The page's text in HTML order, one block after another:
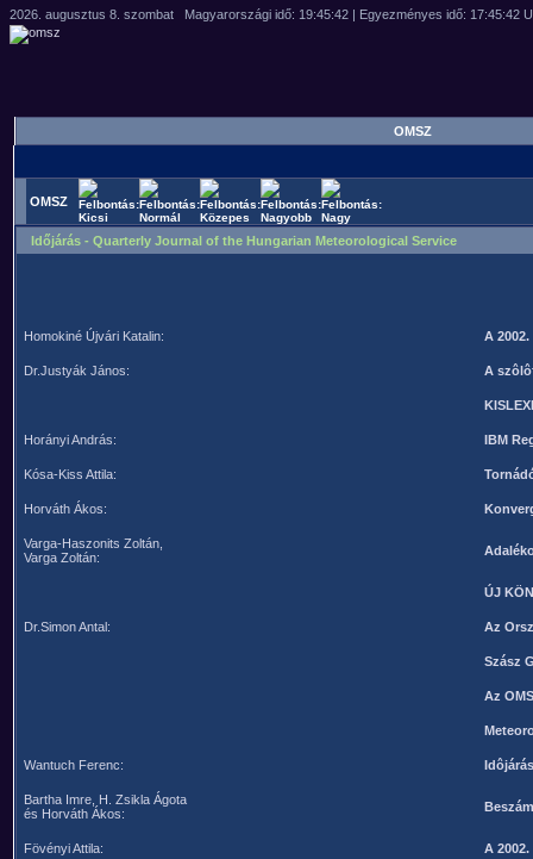
OMSZ
OMSZ
Időjárás - Quarterly Journal of the Hungarian Meteorological Service
Homokiné Újvári Katalin: A
Dr.Justyák János: A
Horányi András: IBM
Kósa-Kiss Attila:
Horváth Ákos:
Varga-Haszonits Zoltán,
Varga Zoltán:
ÚJ
Dr.Simon Antal: Az
Szász
Az
Wantuch Ferenc:
Bartha Imre, H. Zsikla Ágota
és Horváth Ákos:
Fövényi Attila: A